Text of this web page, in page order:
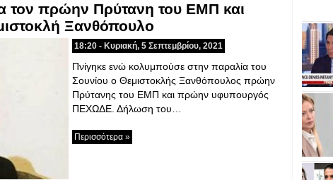
τον πρώην Πρύτανη του ΕΜΠ και
Ξανθόπουλο
18:20 - Κυριακή, 5 Σεπτεμβρίου, 2021
Πνίγηκε ενώ κολυμπούσε στην παραλία του
Σουνίου ο Θεμιστοκλής Ξανθόπουλος πρώην
Πρύτανης του ΕΜΠ και πρώην υφυπουργός
ΠΕΧΩΔΕ. Δήλωση του…
Περισσότερα »